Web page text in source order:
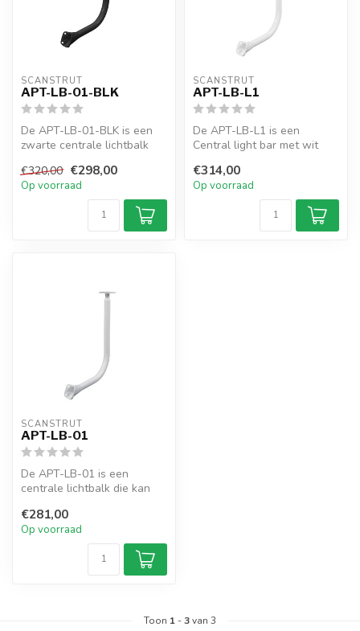
SCANSTRUT
APT-LB-01-BLK
De APT-LB-01-BLK is een
zwarte centrale lichtbalk
achteroverhellende P...
€320,00 €298,00
Op voorraad
SCANSTRUT
APT-LB-L1
De APT-LB-L1 is een
Central light bar met wit
€314,00
Op voorraad
SCANSTRUT
APT-LB-01
De APT-LB-01 is een
centrale lichtbalk die kan
achtero...
€281,00
Op voorraad
Toon 1 -3van 3